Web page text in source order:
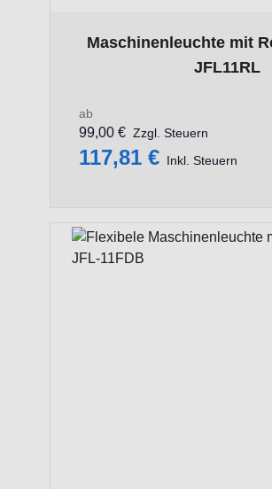
Maschinenleuchte mit
JFL11RL
ab
117,81 € Inkl. Steuern
99,00 € Zzgl. Steuern